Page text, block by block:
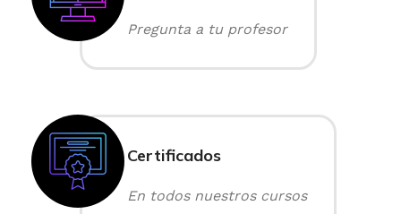
Pregunta a tu profesor
Certificados
En todos nuestros cursos